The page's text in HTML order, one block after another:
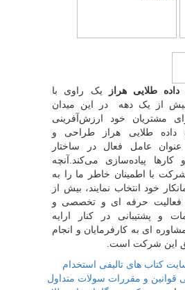
طلایی هراز
یک راوی با
از یک دهه در این میدان
مشتریان خود ارزش‌آفرینی
داده طلایی هراز طراحی و
عامل فعال در ساختار
پیاده‌سازی می‌کند.آنچه
با اطمینان خاطر ما را به
خود انتخاب نمایند، بیش از
فعالیت حرفه ای و تخصصی و
و پشتیبانی در کنار ارایه
ای به کارفرمایان و انجام
این شرکت است.
کتاب های تالیفی استخدام
قوانین و مقررات سولات متداول